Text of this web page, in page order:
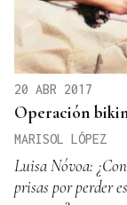
20 ABR 2017
Operación
MARISOL LÓPEZ
Luisa Nóvoa:
prisas por perder